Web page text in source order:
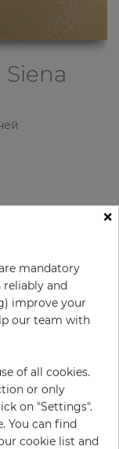
Siena
×
mandatory
reliably and
improve your
our team with
of all cookies.
or only
on "Settings".
You can find
cookie list and